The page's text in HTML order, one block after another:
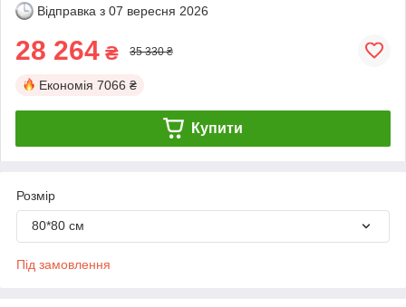
Відправка з 07 вересня 2026
28 264 ₴ 35 330 ₴
Економія 7066 ₴
Купити
Розмір
80*80 см
Під замовлення